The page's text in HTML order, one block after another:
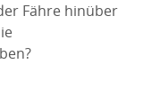
Fähre hinüber